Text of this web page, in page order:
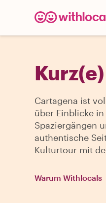
Cartagena ist
über Einblicke
Spaziergängen
authentische
Kulturtour mit
Warum Withlocals